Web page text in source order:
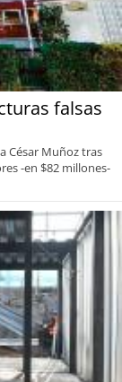
falsas
César Muñoz tras
-en $82 millones-